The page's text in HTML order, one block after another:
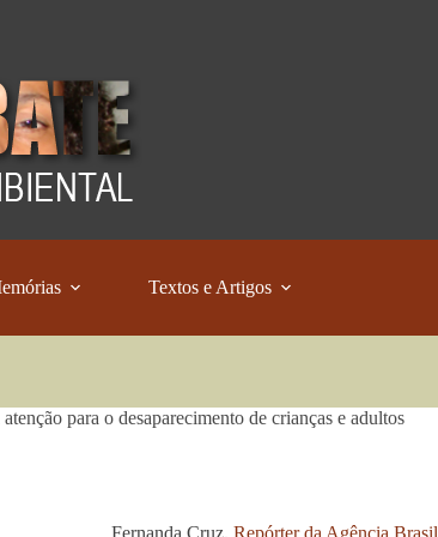
Textos e Artigos
para o desaparecimento de crianças e adultos
Fernanda Cruz, Repórter da Agência Brasil